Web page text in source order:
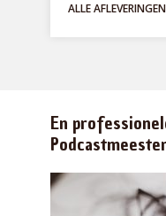
ALLE AFLEVERINGEN
En